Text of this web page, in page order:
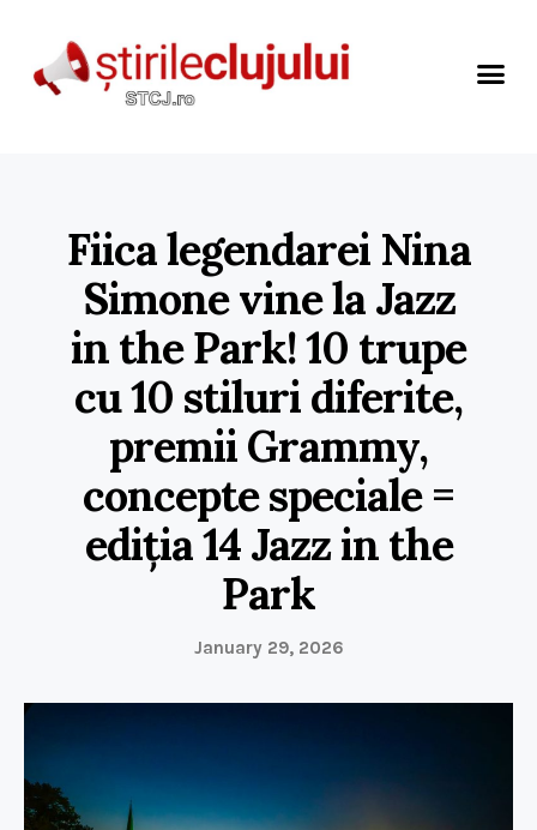
Fiica legendarei Nina
Simone vine la Jazz
in the Park! 10 trupe
cu 10 stiluri diferite,
premii Grammy,
concepte speciale =
ediția 14 Jazz in the
Park
January 29, 2026